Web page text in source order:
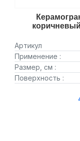
Артикул
Применение :
Размер, см :
Поверхность :